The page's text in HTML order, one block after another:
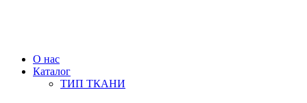
О нас
Каталог
ТИП ТКАНИ